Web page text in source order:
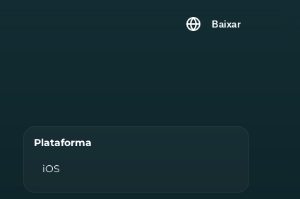
Baixar
Plataforma
iOS